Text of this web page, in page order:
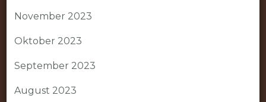
November 2023
Oktober 2023
September 2023
August 2023